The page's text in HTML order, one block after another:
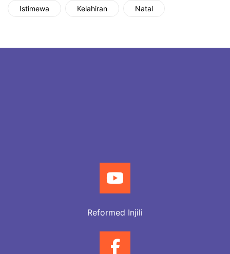
Istimewa Kelahiran Natal
Reformed Injili